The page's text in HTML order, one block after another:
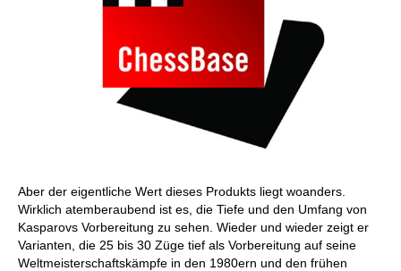
Aber der eigentliche Wert dieses Produkts liegt woanders.
Wirklich atemberaubend ist es, die Tiefe und den Umfang von
Kasparovs Vorbereitung zu sehen. Wieder und wieder zeigt er
Varianten, die 25 bis 30 Züge tief als Vorbereitung auf seine
Weltmeisterschaftskämpfe in den 1980ern und den frühen